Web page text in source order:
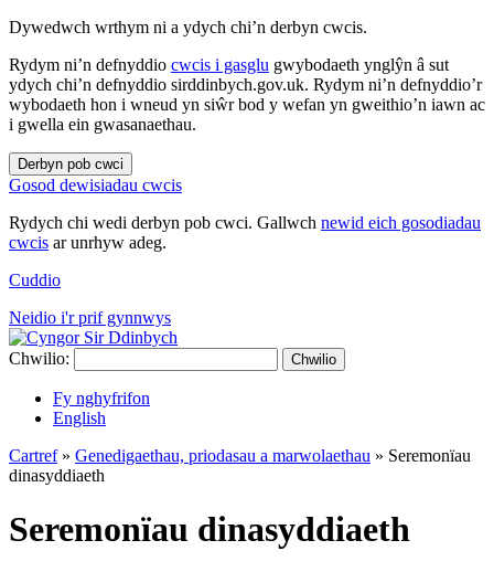
Dywedwch wrthym ni a ydych chi’n derbyn cwcis.
Rydym ni’n defnyddio cwcis i gasglu gwybodaeth ynglŷn â sut
ydych chi’n defnyddio sirddinbych.gov.uk. Rydym ni’n defnyddio’r
wybodaeth hon i wneud yn siŵr bod y wefan yn gweithio’n iawn ac
i gwella ein gwasanaethau.
Derbyn pob cwci
Gosod dewisiadau cwcis
Rydych chi wedi derbyn pob cwci. Gallwch newid eich gosodiadau
cwcis ar unrhyw adeg.
Cuddio
Neidio i'r prif gynnwys
Chwilio: Chwilio
Fy nghyfrifon
English
Cartref» Genedigaethau, priodasau a marwolaethau » Seremonïau
dinasyddiaeth
Seremonïau dinasyddiaeth